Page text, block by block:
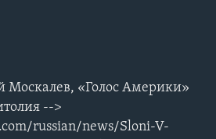
Москалев, «Голос Америки»
-->
russian/news/Sloni-V-